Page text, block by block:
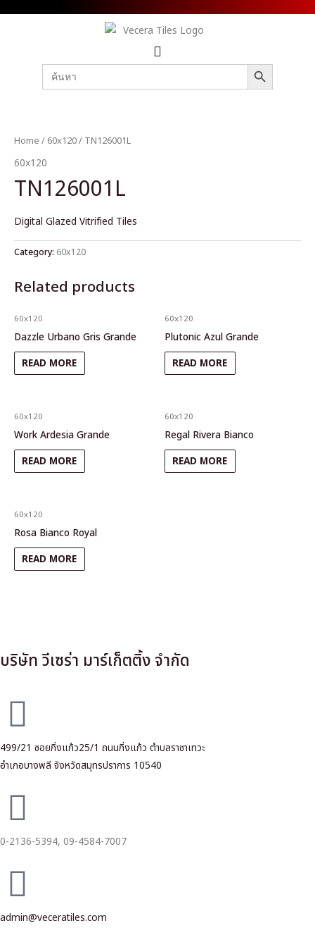
Search
for:
SEARCH BUTTON
Home / 60x120/ TN126001L
60x120
TN126001L
Digital Glazed Vitrified Tiles
Category: 60x120
Related products
60x120
Dazzle Urbano Gris Grande
READ MORE
60x120
Plutonic Azul Grande
READ MORE
60x120
Work Ardesia Grande
READ MORE
60x120
Regal Rivera Bianco
READ MORE
60x120
Rosa Bianco Royal
READ MORE
บริษัท วีเซร่า มาร์เก็ตติ้ง จำกัด
499/21 ซอยกิ่งแก้ว25/1 ถนนกิ่งแก้ว ตำบลราชาเทวะ
อำเภอบางพลี จังหวัดสมุทรปราการ 10540
0-2136-5394, 09-4584-7007
admin@veceratiles.com